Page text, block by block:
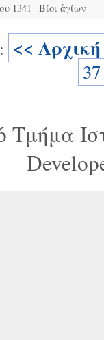
1341 Βίοι ἁγίων
<< Αρχική
37
Τμήμα